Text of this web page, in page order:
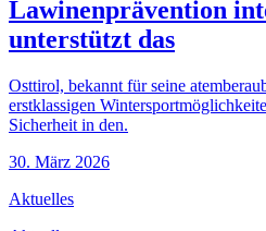
Lawinenprävention
unterstützt das
Osttirol, bekannt für seine
erstklassigen
Sicherheit in den.
30. März 2026
Aktuelles